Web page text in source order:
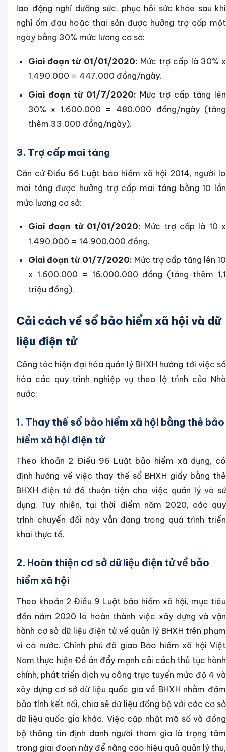
lao động nghỉ dưỡng sức, phục hồi sức khỏe sau khi
nghỉ ốm đau hoặc thai sản được hưởng trợ cấp một
ngày bằng 30% mức lương cơ sở:
Giai đoạn từ 01/01/2020: Mức trợ cấp là 30% x
1.490.000 = 447.000 đồng/ngày.
Giai đoạn từ 01/7/2020: Mức trợ cấp tăng lên
30% x 1.600.000 = 480.000 đồng/ngày (tăng
thêm 33.000 đồng/ngày).
3. Trợ cấp mai táng
Căn cứ Điều 66 Luật bảo hiểm xã hội 2014, người lo
mai táng được hưởng trợ cấp mai táng bằng 10 lần
mức lương cơ sở:
Giai đoạn từ 01/01/2020: Mức trợ cấp là 10 x
1.490.000 = 14.900.000 đồng.
Giai đoạn từ 01/7/2020: Mức trợ cấp tăng lên 10
x 1.600.000 = 16.000.000 đồng (tăng thêm 1,1
triệu đồng).
Cải cách về sổ bảo hiểm xã hội và dữ
liệu điện tử
Công tác hiện đại hóa quản lý BHXH hướng tới việc số
hóa các quy trình nghiệp vụ theo lộ trình của Nhà
nước:
1. Thay thế sổ bảo hiểm xã hội bằng thẻ bảo
hiểm xã hội điện tử
Theo khoản 2 Điều 96 Luật bảo hiểm xã dụng, có
định hướng về việc thay thế sổ BHXH giấy bằng thẻ
BHXH điện tử để thuận tiện cho việc quản lý và sử
dụng. Tuy nhiên, tại thời điểm năm 2020, các quy
trình chuyển đổi này vẫn đang trong quá trình triển
khai thực tế.
2. Hoàn thiện cơ sở dữ liệu điện tử về bảo
hiểm xã hội
Theo khoản 2 Điều 9 Luật bảo hiểm xã hội, mục tiêu
đến năm 2020 là hoàn thành việc xây dựng và vận
hành cơ sở dữ liệu điện tử về quản lý BHXH trên phạm
vi cả nước. Chính phủ đã giao Bảo hiểm xã hội Việt
Nam thực hiện Đề án đẩy mạnh cải cách thủ tục hành
chính, phát triển dịch vụ công trực tuyến mức độ 4 và
xây dựng cơ sở dữ liệu quốc gia về BHXH nhằm đảm
bảo tính kết nối, chia sẻ dữ liệu đồng bộ với các cơ sở
dữ liệu quốc gia khác. Việc cập nhật mã số và đồng
bộ thông tin định danh người tham gia là trọng tâm
trong giai đoạn này để nâng cao hiệu quả quản lý thu,